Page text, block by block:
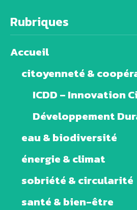
Rubriques
Accueil
citoyenneté &
ICDD – Innovation
Développement
eau & biodiversité
énergie & climat
sobriété & circularité
santé & bien-être